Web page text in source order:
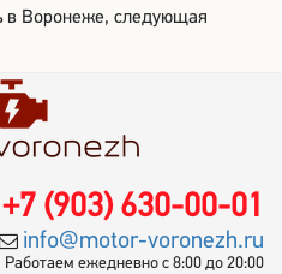
в Воронеже, следующая
+7 (903) 630-00-01
info@motor-voronezh.ru
Работаем ежедневно с 8:00 до 20:00